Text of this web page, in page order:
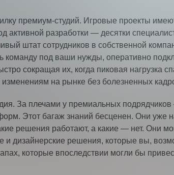
премиум-студий. Игровые проекты
активной разработки — десятки
штат сотрудников в собственной
под ваши нужды, оперативно
сокращая их, когда пиковая нагрузка
на рынке без болезненных
За плечами у премиальных
Этот багаж знаний бесценен. Они уже
решения работают, а какие — нет. Они
и дизайнерские решения, которые вы,
которые впоследствии могли бы